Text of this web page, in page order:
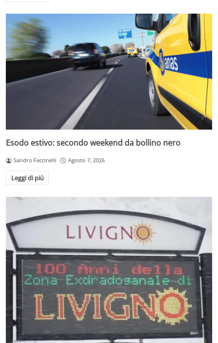
Esodo estivo: secondo weekend da bollino nero
Sandro Faccinelli Agosto 7, 2026
Leggi di più